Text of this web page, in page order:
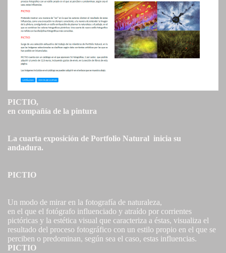
PICTIO,
en compañía de la pintura
La cuarta exposición de Portfolio Natural inicia su
andadura.
PICTIO
Un modo de mirar en la fotografía de naturaleza,
en el que el fotógrafo influenciado y atraído por corrientes
pictóricas y la estética visual que caracteriza a éstas, visualiza el
resultado del proceso fotográfico con un estilo propio en el que se
perciben o predominan, según sea el caso, estas influencias.
PICTIO